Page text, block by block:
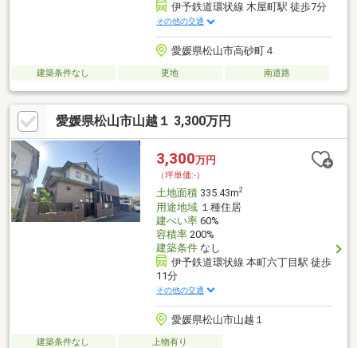
伊予鉄道環状線 木屋町駅 徒歩7分
その他の交通
愛媛県松山市高砂町４
建築条件なし 更地 南道路
愛媛県松山市山越１ 3,300万円
3,300万円
（坪単価:-）
土地面積335.43m2
用途地域１種住居
建ぺい率60%
容積率200%
建築条件なし
伊予鉄道環状線 本町六丁目駅 徒歩
11分
その他の交通
愛媛県松山市山越１
建築条件なし 上物有り